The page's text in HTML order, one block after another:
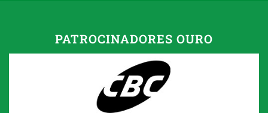
PATROCINADORES OURO